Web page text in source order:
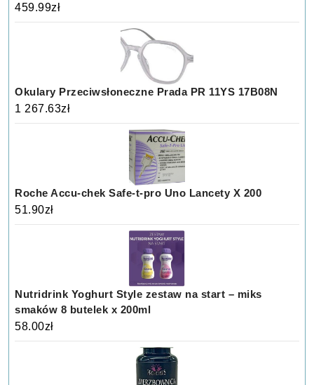
459.99zł
Okulary Przeciwsłoneczne Prada PR 11YS 17B08N
1 267.63zł
Roche Accu-chek Safe-t-pro Uno Lancety X 200
51.90zł
Nutridrink Yoghurt Style zestaw na start – miks
smaków 8 butelek x 200ml
58.00zł